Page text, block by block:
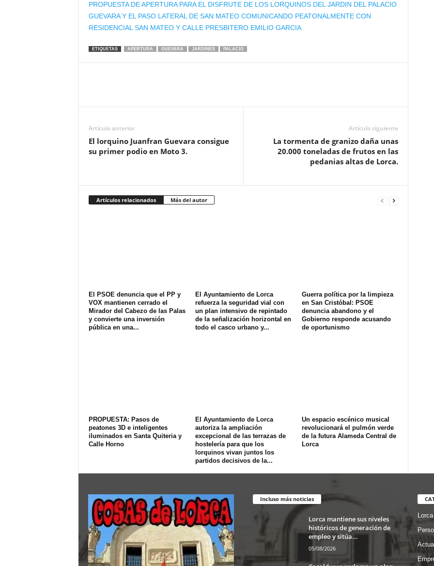
PROPUESTA DE APERTURA PARA EL DISFRUTE DE LOS LORQUINOS DEL JARDIN DEL PALACIO
GUEVARA Y EL PASO LATERAL DE SAN MATEO COMUNICANDO PEATONALMENTE CON
RESIDENCIAL SAN MATEO Y CALLE PRESBITERO EMILIO GARCIA.
ETIQUETAS APERTURA GUEVARA JARDINES PALACIO
Artículo anterior
El lorquino Juanfran Guevara consigue
su primer podio en Moto 3.
Artículo siguiente
La tormenta de granizo daña unas
20.000 toneladas de frutos en las
pedanias altas de Lorca.
Artículos relacionados Más del autor
El PSOE denuncia que el PP y
VOX mantienen cerrado el
Mirador del Cabezo de las Palas
y convierte una inversión
pública en una...
El Ayuntamiento de Lorca
refuerza la seguridad vial con
un plan intensivo de repintado
de la señalización horizontal en
todo el casco urbano y...
Guerra política por la limpieza
en San Cristóbal: PSOE
denuncia abandono y el
Gobierno responde acusando
de oportunismo
PROPUESTA: Pasos de
peatones 3D e inteligentes
iluminados en Santa Quiteria y
Calle Horno
El Ayuntamiento de Lorca
autoriza la ampliación
excepcional de las terrazas de
hostelería para que los
lorquinos vivan juntos los
partidos decisivos de la...
Un espacio escénico musical
revolucionará el pulmón verde
de la futura Alameda Central de
Lorca
Incluso más noticias
Lorca mantiene sus niveles
históricos de generación de
empleo y sitúa...
05/08/2026
Lorca